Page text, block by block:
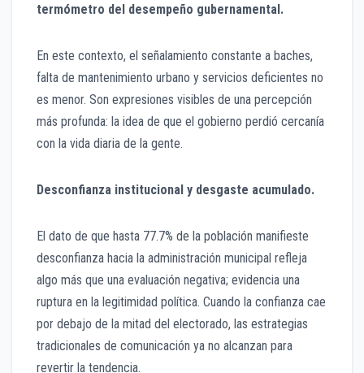
termómetro del desempeño gubernamental.
En este contexto, el señalamiento constante a baches,
falta de mantenimiento urbano y servicios deficientes no
es menor. Son expresiones visibles de una percepción
más profunda: la idea de que el gobierno perdió cercanía
con la vida diaria de la gente.
Desconfianza institucional y desgaste acumulado.
El dato de que hasta 77.7% de la población manifieste
desconfianza hacia la administración municipal refleja
algo más que una evaluación negativa; evidencia una
ruptura en la legitimidad política. Cuando la confianza cae
por debajo de la mitad del electorado, las estrategias
tradicionales de comunicación ya no alcanzan para
revertir la tendencia.